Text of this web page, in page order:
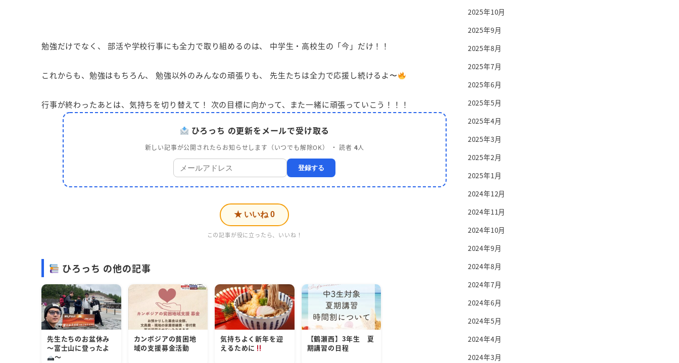
勉強だけでなく、 部活や学校行事にも全力で取り組めるのは、 中学生・高校生の「今」だけ！！
これからも、勉強はもちろん、 勉強以外のみんなの頑張りも、 先生たちは全力で応援し続けるよ〜
行事が終わったあとは、気持ちを切り替えて！ 次の目標に向かって、また一緒に頑張っていこう！！！
ひろっち の更新をメールで受け取る
新しい記事が公開されたらお知らせします（いつでも解除OK） ・ 読者 4人
登録する
★ いいね0
この記事が役に立ったら、いいね！
ひろっち の他の記事
先生たちのお盆休み
～富士山に登ったよ
～
カンボジアの貧困地
域の支援募金活動
気持ちよく新年を迎
えるために
【鶴瀬西】3年生 夏
期講習の日程
2025年10月
2025年9月
2025年8月
2025年7月
2025年6月
2025年5月
2025年4月
2025年3月
2025年2月
2025年1月
2024年12月
2024年11月
2024年10月
2024年9月
2024年8月
2024年7月
2024年6月
2024年5月
2024年4月
2024年3月